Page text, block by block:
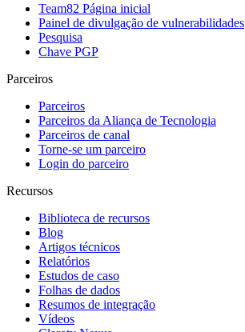
Team82 Página inicial
Painel de divulgação de vulnerabilidades
Pesquisa
Chave PGP
Parceiros
Parceiros
Parceiros da Aliança de Tecnologia
Parceiros de canal
Torne-se um parceiro
Login do parceiro
Recursos
Biblioteca de recursos
Blog
Artigos técnicos
Relatórios
Estudos de caso
Folhas de dados
Resumos de integração
Vídeos